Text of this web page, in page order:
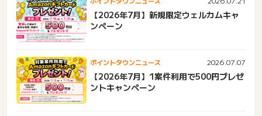
【2026年7月】新規限定ウェルカムキャ
ンペーン
ポイントタウンニュース 2026.07.07
【2026年7月】1案件利用で500円プレゼ
ントキャンペーン